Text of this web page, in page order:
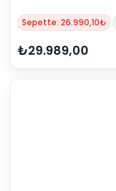
Sepette: 26.990,10₺
₺29.989,00